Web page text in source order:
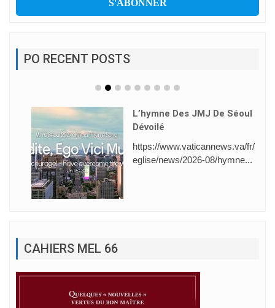
PO RECENT POSTS
L’hymne Des JMJ De Séoul
Dévoilé
https://www.vaticannews.va/fr/
eglise/news/2026-08/hymne...
CAHIERS MEL 66